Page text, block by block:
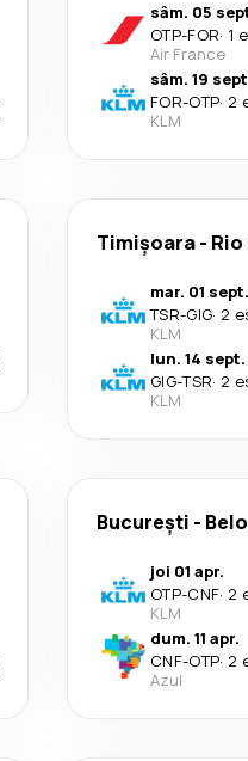
sâm. 05
OTP-FOR· 1
Air France
sâm. 19
FOR-OTP· 2
KLM
Timișoara-
mar. 01 sept.
TSR-GIG· 2
KLM
lun. 14 sept.
GIG-TSR· 2
KLM
București -
joi 01 apr.
OTP-CNF· 2
KLM
dum. 11 apr.
CNF-OTP· 2
Azul